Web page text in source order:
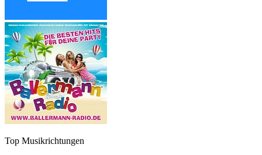
Top Musikrichtungen